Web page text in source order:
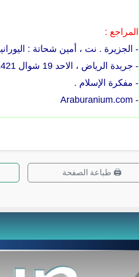
المراجع :
- الجزيرة . نت ، أمين شحاتة :
- جريدة الرياض ، الاحد 19 شوال 1421 العدد 11892 السنة 37 .
- مفكرة الإسلام .
- Araburanium.com
🖨️ طباعة الصفحة